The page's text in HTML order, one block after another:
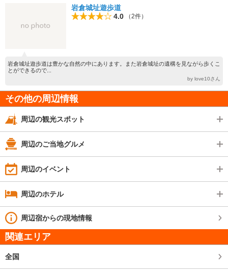
岩倉城址遊歩道
4.0
（2件）
岩倉城址遊歩道は豊かな自然の中にあります。また岩倉城址の遺構を見ながら歩くこ
とができるので...
by love10さん
その他の周辺情報
周辺の観光スポット
周辺のご当地グルメ
周辺のイベント
周辺のホテル
周辺宿からの現地情報
関連エリア
全国